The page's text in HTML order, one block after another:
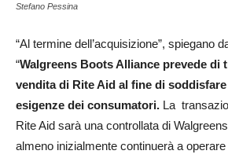
Stefano Pessina
“Al termine dell’acquisizione”, spiegano
“Walgreens Boots Alliance prevede di
vendita di Rite Aid al fine di
esigenze dei consumatori. La
Rite Aid sarà una controllata di
almeno inizialmente continuerà a